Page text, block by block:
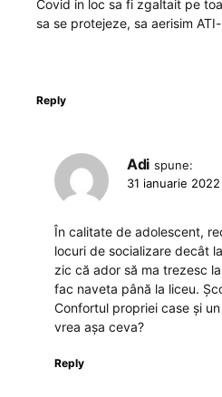
Covid in loc sa fi zgaltait pe
sa se protejeze, sa aerisim
Reply
Adi spune:
31 ianuarie
În calitate de adolescent,
locuri de socializare decât
zic că ador să ma trezesc
fac naveta până la liceu.
Confortul propriei case și
vrea așa ceva?
Reply